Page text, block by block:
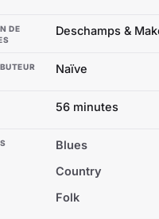
DE
Deschamps &
Naïve
56 minutes
Blues
Country
Folk